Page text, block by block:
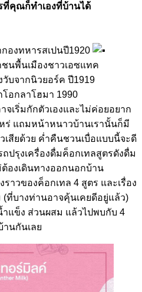
ที่คุณก็ทำเองที่บ้านได้
องทหารสเปนปี1920
นพื้นเมืองชาวเอซแทค
วับจากนิวยอร์ค ปี1919
โอกลาโฮมา 1990
เริ่มกักตัวเองและไม่ค่อยอยาก
ร่ แถมหน้าหนาวบ้านเรานั้นก็มี
สียด้วย ค่ำคืนชวนเบื่อแบบนี้จะดี
ปรุงเครื่องดื่มค็อกเทลสูตรดังดื่ม
ต้องเดินทางออกนอกบ้าน
ราวของค็อกเทล 4 สูตร และเรื่อง
ที่บางท่านอาจคุ้นเคยดีอยู่แล้ว)
ำแข็ง ส่วนผสม แล้วไปพบกับ 4
นกันเลย